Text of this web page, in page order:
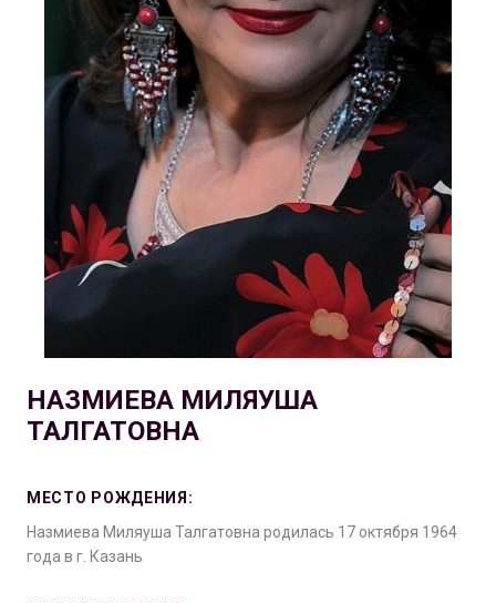
НАЗМИЕВА МИЛЯУША
ТАЛГАТОВНА
МЕСТО РОЖДЕНИЯ:
Назмиева Миляуша Талгатовна родилась 17 октября 1964
года в г. Казань